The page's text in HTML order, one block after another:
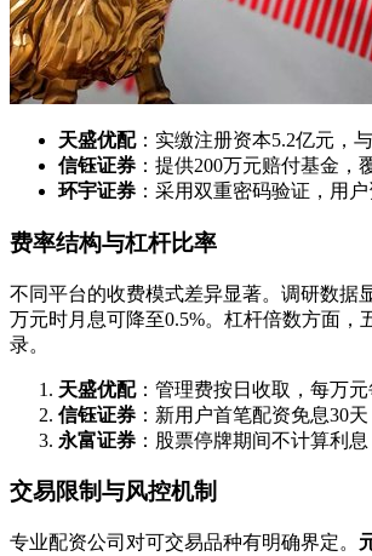
天盛优配：实缴注册资本5.2亿元，
信钰证券 ：提供200万元赔付基金
环宇证券 ：采用双重密码验证，用
费率结构与杠杆比率
不同平台的收费模式差异显著。调研数据
万元时月息可降至0.5%。杠杆倍数方面，
录。
天盛优配：管理费按日收取，每万
信钰证券 ：新用户首笔配资免息30
永富证券 ：股票停牌期间不计算利
交易限制与风控机制
专业配资公司对可交易品种有明确界定。